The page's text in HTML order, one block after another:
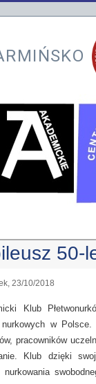
50-
23/10/2018
Klub
nurkowych w
pracowników
Klub dzięki
nurkowania